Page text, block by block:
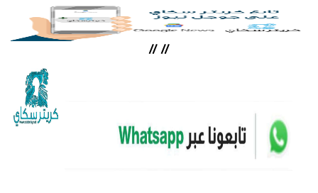
//
//